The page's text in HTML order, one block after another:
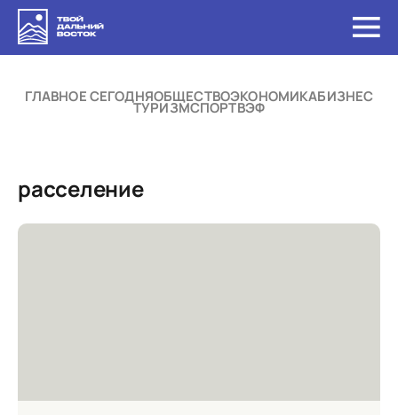
ГЛАВНОЕ СЕГОДНЯОБЩЕСТВОЭКОНОМИКАБИЗНЕС
ТУРИЗМСПОРТВЭФ
расселение